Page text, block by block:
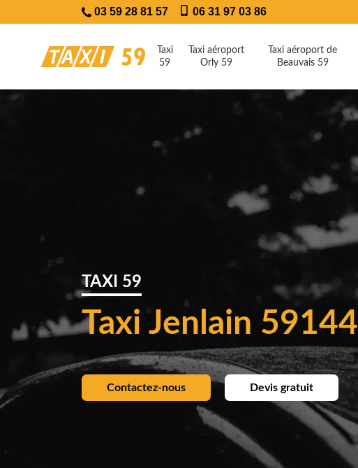
03 59 28 81 57 06 31 97 03 86
Taxi
59
Taxi aéroport
Orly 59
Taxi aéroport de
Beauvais 59
TAXI 59
Taxi Jenlain 59144
Contactez-nous Devis gratuit